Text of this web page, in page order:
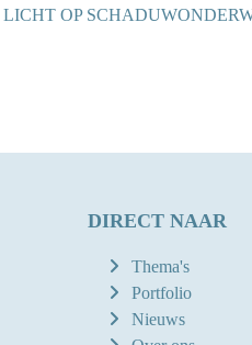
LICHT OP
DIRECT NAAR
Thema's
Portfolio
Nieuws